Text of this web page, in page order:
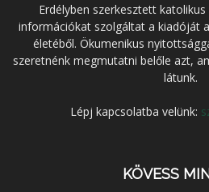
Erdélyben szerkesztett
információkat szolgáltat a kiadóját
életéből. Ökumenikus
szeretnénk megmutatni belőle azt,
látunk.
Lépj kapcsolatba velünk:
KÖVESS